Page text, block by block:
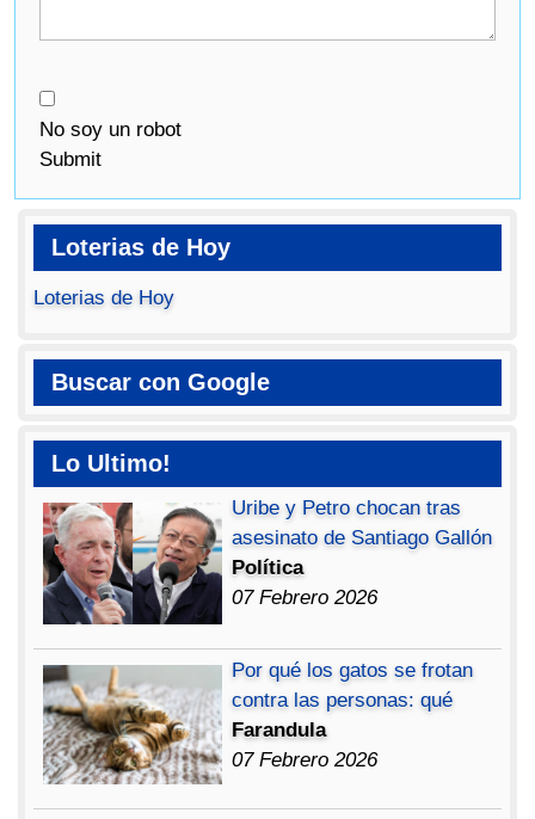
No soy un robot
Submit
Loterias de Hoy
Loterias de Hoy
Buscar con Google
Lo Ultimo!
Uribe y Petro chocan tras
asesinato de Santiago Gallón
Política
07 Febrero 2026
Por qué los gatos se frotan
contra las personas: qué
Farandula
07 Febrero 2026